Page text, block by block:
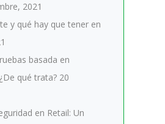
2021
y qué hay que tener en
basada en
qué trata? 20
en Retail: Un